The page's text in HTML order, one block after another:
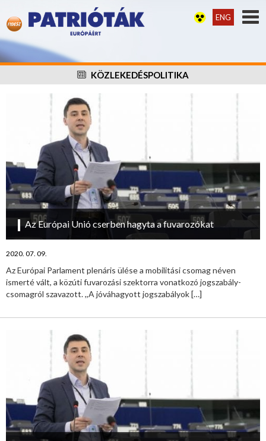
ENG
KÖZLEKEDÉSPOLITIKA
Az Európai Unió cserben hagyta a fuvarozókat
2020. 07. 09.
Az Európai Parlament plenáris ülése a mobilitási csomag néven
ismerté vált, a közúti fuvarozási szektorra vonatkozó jogszabály-
csomagról szavazott. ,,A jóváhagyott jogszabályok[…]